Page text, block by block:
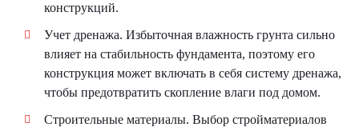
конструкций.
Учет дренажа. Избыточная влажность грунта сильно
влияет на стабильность фундамента, поэтому его
конструкция может включать в себя систему дренажа,
чтобы предотвратить скопление влаги под домом.
Строительные материалы. Выбор стройматериалов